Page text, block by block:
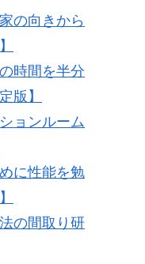
の向きから
時間を半分
版】
ョンルーム
に性能を勉
の間取り研